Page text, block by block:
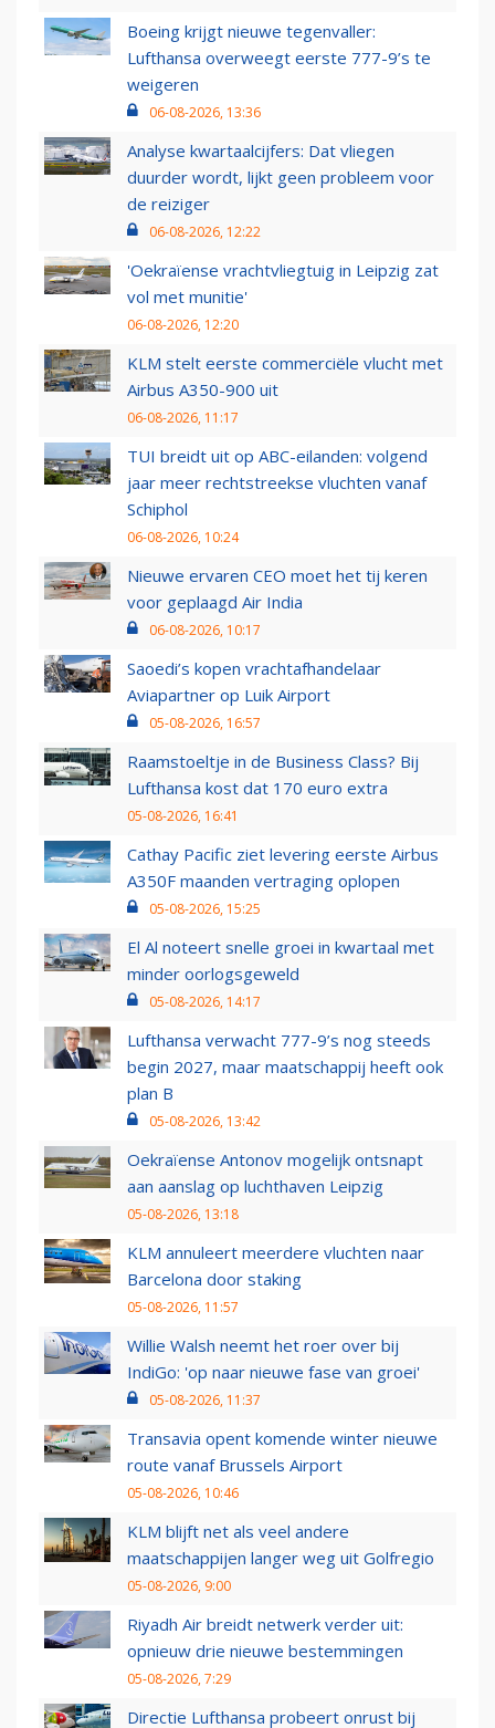
Boeing krijgt nieuwe tegenvaller:
Lufthansa overweegt eerste 777-9’s te
weigeren
06-08-2026, 13:36
Analyse kwartaalcijfers: Dat vliegen
duurder wordt, lijkt geen probleem voor
de reiziger
06-08-2026, 12:22
'Oekraïense vrachtvliegtuig in Leipzig zat
vol met munitie'
06-08-2026, 12:20
KLM stelt eerste commerciële vlucht met
Airbus A350-900 uit
06-08-2026, 11:17
TUI breidt uit op ABC-eilanden: volgend
jaar meer rechtstreekse vluchten vanaf
Schiphol
06-08-2026, 10:24
Nieuwe ervaren CEO moet het tij keren
voor geplaagd Air India
06-08-2026, 10:17
Saoedi’s kopen vrachtafhandelaar
Aviapartner op Luik Airport
05-08-2026, 16:57
Raamstoeltje in de Business Class? Bij
Lufthansa kost dat 170 euro extra
05-08-2026, 16:41
Cathay Pacific ziet levering eerste Airbus
A350F maanden vertraging oplopen
05-08-2026, 15:25
El Al noteert snelle groei in kwartaal met
minder oorlogsgeweld
05-08-2026, 14:17
Lufthansa verwacht 777-9’s nog steeds
begin 2027, maar maatschappij heeft ook
plan B
05-08-2026, 13:42
Oekraïense Antonov mogelijk ontsnapt
aan aanslag op luchthaven Leipzig
05-08-2026, 13:18
KLM annuleert meerdere vluchten naar
Barcelona door staking
05-08-2026, 11:57
Willie Walsh neemt het roer over bij
IndiGo: 'op naar nieuwe fase van groei'
05-08-2026, 11:37
Transavia opent komende winter nieuwe
route vanaf Brussels Airport
05-08-2026, 10:46
KLM blijft net als veel andere
maatschappijen langer weg uit Golfregio
05-08-2026, 9:00
Riyadh Air breidt netwerk verder uit:
opnieuw drie nieuwe bestemmingen
05-08-2026, 7:29
Directie Lufthansa probeert onrust bij